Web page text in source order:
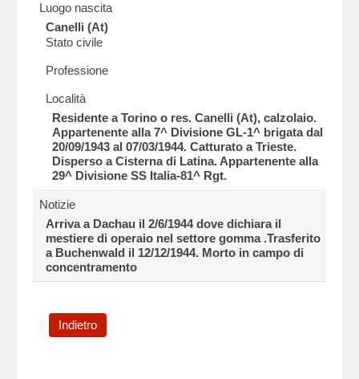
Luogo nascita
Canelli (At)
Stato civile
Professione
Località
Residente a Torino o res. Canelli (At), calzolaio.
Appartenente alla 7^ Divisione GL-1^ brigata dal
20/09/1943 al 07/03/1944. Catturato a Trieste.
Disperso a Cisterna di Latina. Appartenente alla
29^ Divisione SS Italia-81^ Rgt.
Notizie
Arriva a Dachau il 2/6/1944 dove dichiara il
mestiere di operaio nel settore gomma .Trasferito
a Buchenwald il 12/12/1944. Morto in campo di
concentramento
Indietro